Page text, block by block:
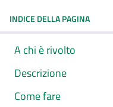
INDICE DELLA PAGINA
A chi è rivolto
Descrizione
Come fare